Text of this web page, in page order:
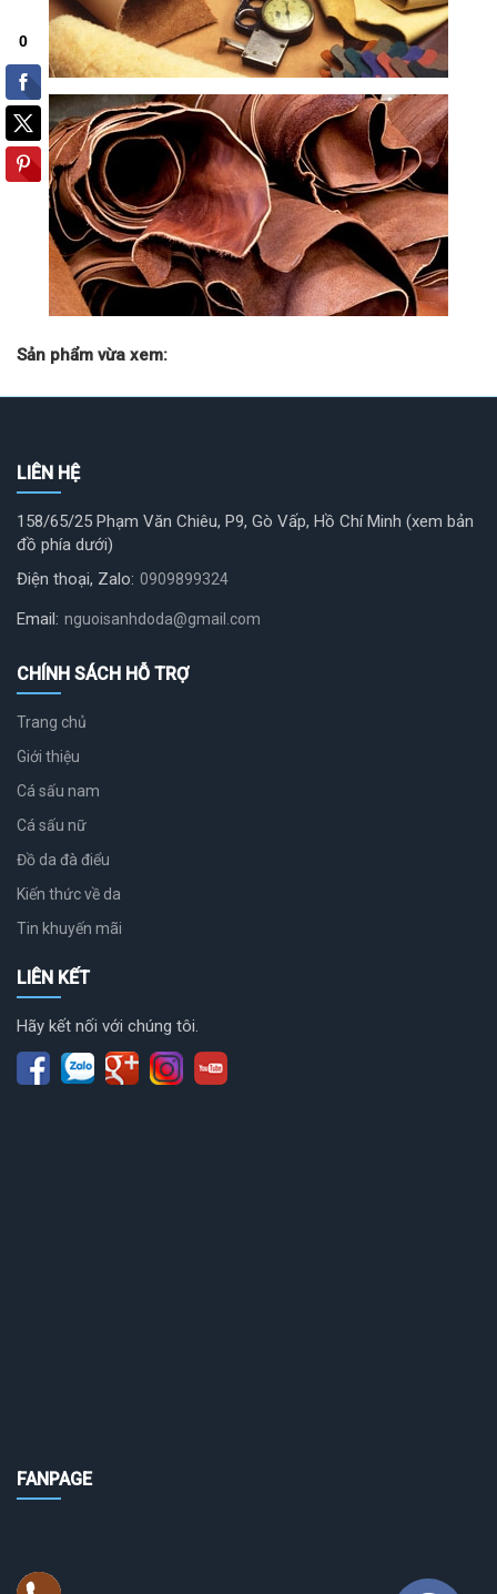
Sản phẩm vừa xem:
LIÊN HỆ
158/65/25 Phạm Văn Chiêu, P9, Gò Vấp, Hồ Chí Minh (xem bản
đồ phía dưới)
Điện thoại, Zalo: 0909899324
Email: nguoisanhdoda@gmail.com
CHÍNH SÁCH HỖ TRỢ
Trang chủ
Giới thiệu
Cá sấu nam
Cá sấu nữ
Đồ da đà điểu
Kiến thức về da
Tin khuyến mãi
LIÊN KẾT
Hãy kết nối với chúng tôi.
FANPAGE